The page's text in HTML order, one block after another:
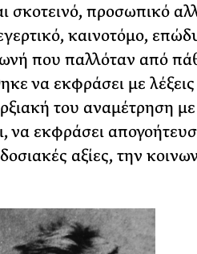
σκοτεινό, προσωπικό
καινοτόμο,
που παλλόταν από
να εκφράσει με
του αναμέτρηση
να εκφράσει
αξίες, την